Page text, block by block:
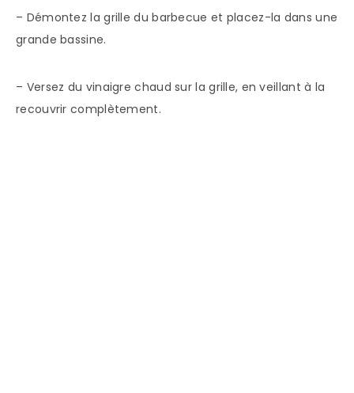
– Démontez la grille du barbecue et placez-la dans une
grande bassine.
– Versez du vinaigre chaud sur la grille, en veillant à la
recouvrir complètement.